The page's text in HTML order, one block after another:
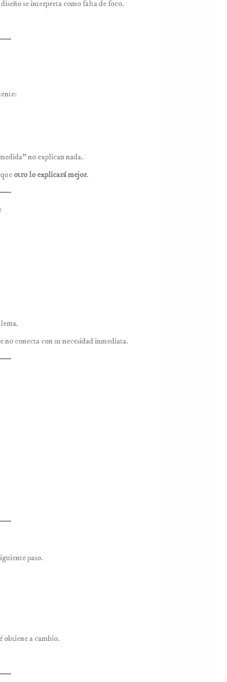
se interpreta como falta de foco.
no explican nada.
otro lo explicará mejor.
no conecta con su necesidad inmediata.
paso.
obtiene a cambio.